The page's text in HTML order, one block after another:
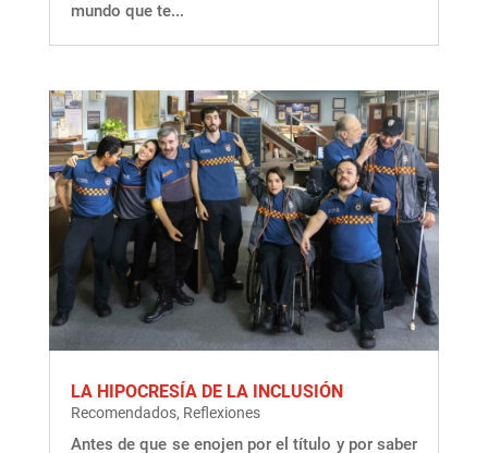
mundo que te...
LA HIPOCRESÍA DE LA INCLUSIÓN
Recomendados, Reflexiones
Antes de que se enojen por el título y por saber